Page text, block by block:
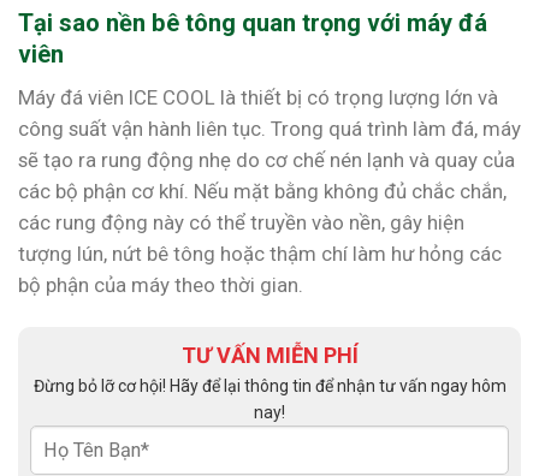
Tại sao nền bê tông quan trọng với máy đá
viên
Máy đá viên ICE COOL là thiết bị có trọng lượng lớn và
công suất vận hành liên tục. Trong quá trình làm đá, máy
sẽ tạo ra rung động nhẹ do cơ chế nén lạnh và quay của
các bộ phận cơ khí. Nếu mặt bằng không đủ chắc chắn,
các rung động này có thể truyền vào nền, gây hiện
tượng lún, nứt bê tông hoặc thậm chí làm hư hỏng các
bộ phận của máy theo thời gian.
TƯ VẤN MIỄN PHÍ
Đừng bỏ lỡ cơ hội! Hãy để lại thông tin để nhận tư vấn ngay hôm
nay!